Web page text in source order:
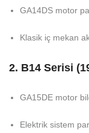
GA14DS motor
Klasik iç mekan
2. B14 Serisi
GA15DE motor
Elektrik sistem